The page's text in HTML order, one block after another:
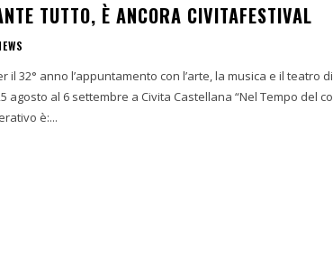
TUTTO, È ANCORA CIVITAFESTIVAL
il 32° anno l’appuntamento con l’arte, la musica e il teatro di
al 6 settembre a Civita Castellana “Nel Tempo del covid-19
è:...